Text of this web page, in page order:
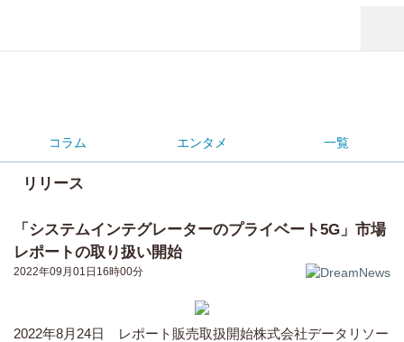
コラム エンタメ 一覧
リリース
「システムインテグレーターのプライベート5G」市場
レポートの取り扱い開始
2022年09月01日16時00分
2022年8月24日 レポート販売取扱開始株式会社データリソー